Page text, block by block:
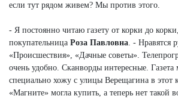
если тут рядом живем? Мы против этого.
- Я постоянно читаю газету от корки до
покупательница Роза Павловна. - Нравятся
«Происшествия», «Дачные советы».
очень удобно. Сканворды интересные.
специально хожу с улицы Верещагина в этот
«Магните» могла купить, а теперь нет такой